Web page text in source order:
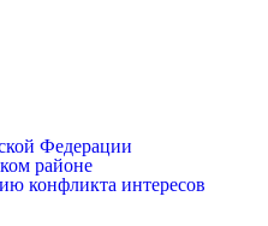
Федерации
районе
конфликта интересов